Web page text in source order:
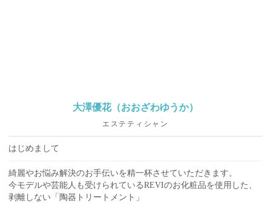
大澤優花（おおざわゆうか）
エステティシャン
はじめまして
綺麗やお悩み解決のお手伝いを精一杯させていただきます。
今モデルや芸能人も受けられているREVIのお化粧品を使用した、
剥離しない「陶器トリートメント」